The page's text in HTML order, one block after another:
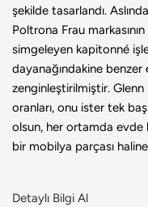
şekilde tasarlandı.
Poltrona Frau
simgeleyen kapitonné
dayanağındakine benzer
zenginleştirilmiştir.
oranları, onu ister tek
olsun, her ortamda evde
bir mobilya parçası
Detaylı Bilgi Al